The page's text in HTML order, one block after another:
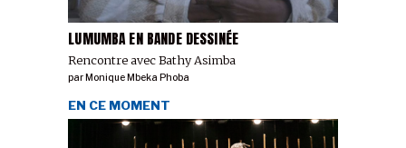
LUMUMBA EN BANDE DESSINÉE
Rencontre avec Bathy Asimba
par Monique Mbeka Phoba
EN CE MOMENT